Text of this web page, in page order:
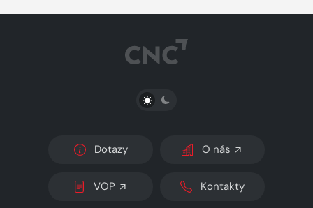
PŘEPNOUT SVĚTLÝ/TMAVÝ REŽIM
Dotazy O nás
VOP Kontakty